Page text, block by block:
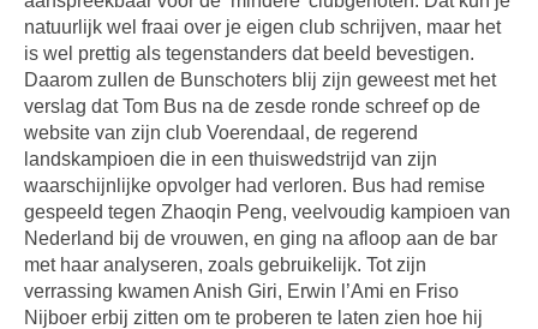
natuurlijk wel fraai over je eigen club schrijven, maar het
is wel prettig als tegenstanders dat beeld bevestigen.
Daarom zullen de Bunschoters blij zijn geweest met het
verslag dat Tom Bus na de zesde ronde schreef op de
website van zijn club Voerendaal, de regerend
landskampioen die in een thuiswedstrijd van zijn
waarschijnlijke opvolger had verloren. Bus had remise
gespeeld tegen Zhaoqin Peng, veelvoudig kampioen van
Nederland bij de vrouwen, en ging na afloop aan de bar
met haar analyseren, zoals gebruikelijk. Tot zijn
verrassing kwamen Anish Giri, Erwin l’Ami en Friso
Nijboer erbij zitten om te proberen te laten zien hoe hij